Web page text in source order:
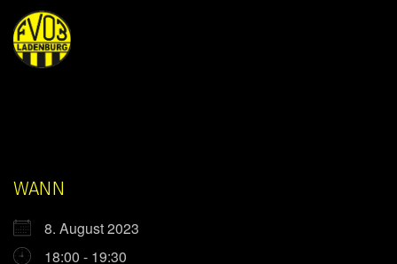
WANN
8. August 2023
18:00 - 19:30